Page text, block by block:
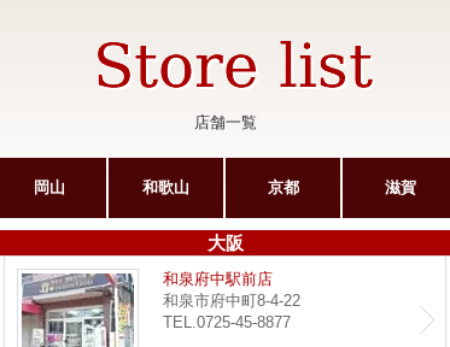
店舗一覧
岡山 和歌山 京都 滋賀
大阪
サンピア光明池店
和泉府中駅前店
和泉市府中町8-4-22
TEL.0725-45-8877